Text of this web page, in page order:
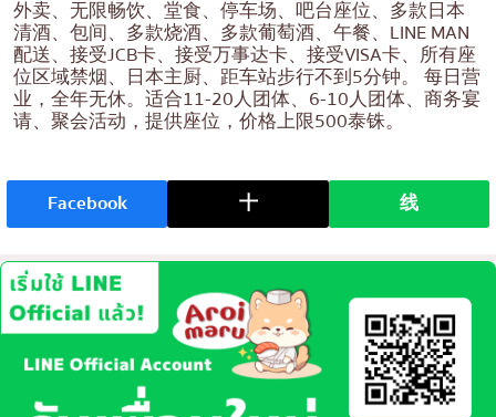
外卖、无限畅饮、堂食、停车场、吧台座位、多款日本
清酒、包间、多款烧酒、多款葡萄酒、午餐、LINE MAN
配送、接受JCB卡、接受万事达卡、接受VISA卡、所有座
位区域禁烟、日本主厨、距车站步行不到5分钟。 每日营
业，全年无休。适合11-20人团体、6-10人团体、商务宴
请、聚会活动，提供座位，价格上限500泰铢。
Facebook 十 线